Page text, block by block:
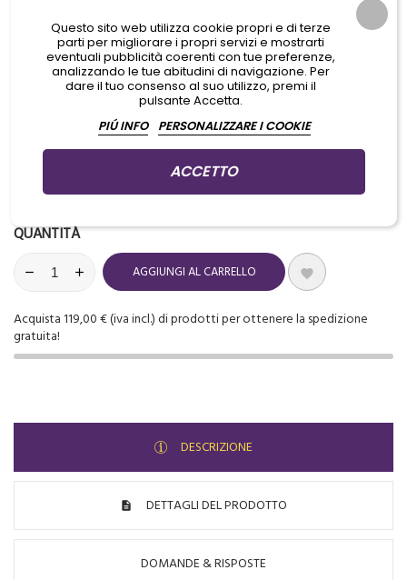
Acquistando questo prodotto riceverai1punto. Il tuo carrello varrà
puntoper la nostra raccolta punti.
TAPER
Disponibile
QUANTITÀ
AGGIUNGI AL CARRELLO 
Acquista 119,00 € (iva incl.) di prodotti per ottenere la spedizione
gratuita!
DESCRIZIONE
DETTAGLI DEL PRODOTTO
DOMANDE & RISPOSTE
Questo sito web utilizza cookie propri e di terze
parti per migliorare i propri servizi e mostrarti
eventuali pubblicità coerenti con tue preferenze,
analizzando le tue abitudini di navigazione. Per
dare il tuo consenso al suo utilizzo, premi il
pulsante Accetta.
PIÚ INFO
PERSONALIZZARE I COOKIE
ACCETTO